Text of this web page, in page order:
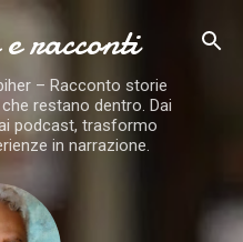
racconti
– Racconto storie
restano dentro. Dai
podcast, trasformo
in narrazione.